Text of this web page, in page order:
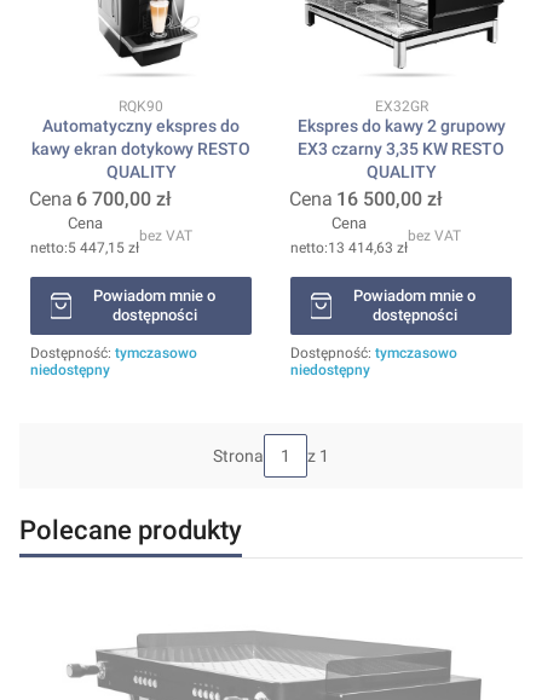
Kod produktu
RQK90
Automatyczny ekspres do
kawy ekran dotykowy RESTO
QUALITY
Cena 6 700,00 zł
Cena
5 447,15 zł
bez VAT
Powiadom mnie o
dostępności
Dostępność: tymczasowo
niedostępny
Kod produktu
EX32GR
Ekspres do kawy 2 grupowy
EX3 czarny 3,35 KW RESTO
QUALITY
Cena 16 500,00 zł
Cena
13 414,63 zł
bez VAT
Powiadom mnie o
dostępności
Dostępność: tymczasowo
niedostępny
Strona z 1
Polecane produkty